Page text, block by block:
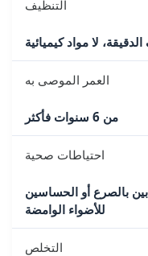
التنظيف
لا مواد كيميائية
العمر الموصى به
من 6 سنوات فأكثر
احتياطات صحية
بالصرع أو الحساسين
للأضواء الوامضة
التخلص